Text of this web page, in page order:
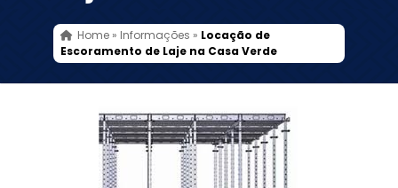
Home» Informações » Locação de
Escoramento de Laje na Casa Verde